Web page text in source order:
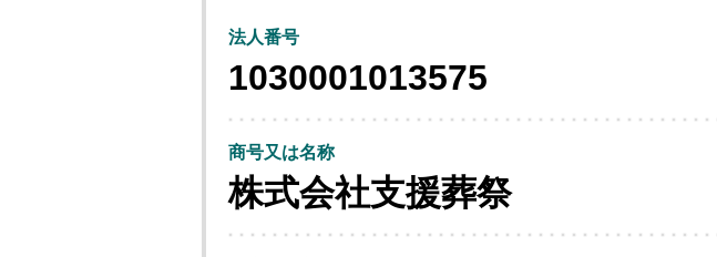
法人番号
1030001013575
商号又は名称
株式会社支援葬祭